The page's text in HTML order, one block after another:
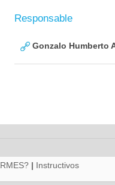
Responsable
Gonzalo Humberto
| Instructivos